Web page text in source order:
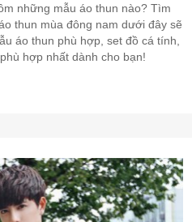
những mẫu áo thun nào? Tìm
thun mùa đông nam dưới đây sẽ
áo thun phù hợp, set đồ cá tính,
hợp nhất dành cho bạn!